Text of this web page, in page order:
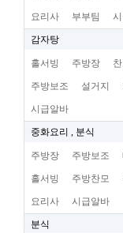
요리사 부부팀
감자탕
홀서빙 주방장
주방보조 설거지
시급알바
중화요리 , 분식
주방장 주방보조
홀서빙 주방찬모
요리사 시급알바
분식